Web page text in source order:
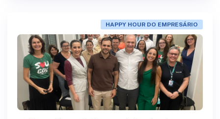
HAPPY HOUR DO EMPRESÁRIO